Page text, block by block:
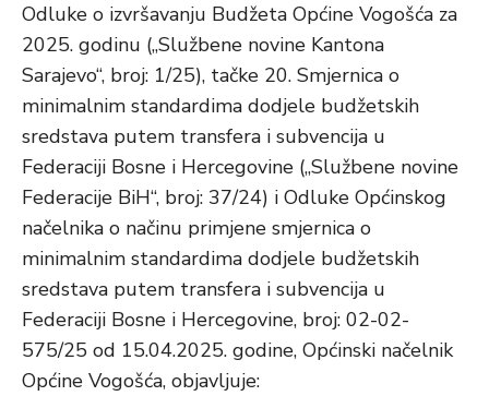
Odluke o izvršavanju Budžeta Općine Vogošća za
2025. godinu („Službene novine Kantona
Sarajevo“, broj: 1/25), tačke 20. Smjernica o
minimalnim standardima dodjele budžetskih
sredstava putem transfera i subvencija u
Federaciji Bosne i Hercegovine („Službene novine
Federacije BiH“, broj: 37/24) i Odluke Općinskog
načelnika o načinu primjene smjernica o
minimalnim standardima dodjele budžetskih
sredstava putem transfera i subvencija u
Federaciji Bosne i Hercegovine, broj: 02-02-
575/25 od 15.04.2025. godine, Općinski načelnik
Općine Vogošća, objavljuje: